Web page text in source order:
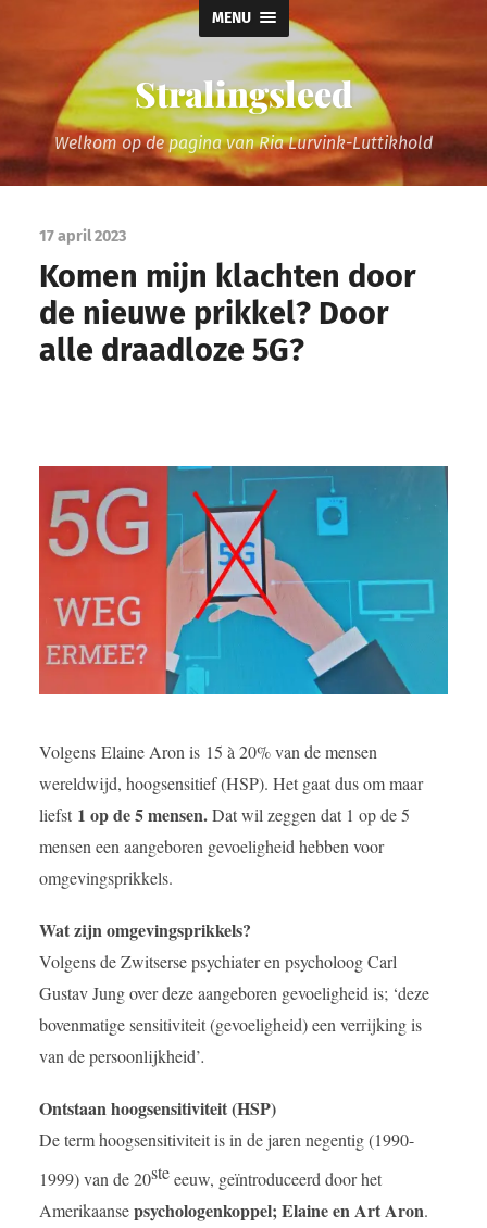
MENU
Stralingsleed
Welkom op de pagina van Ria Lurvink-Luttikhold
17 april 2023
Komen mijn klachten door
de nieuwe prikkel? Door
alle draadloze 5G?
Volgens Elaine Aron is 15 à 20% van de mensen
wereldwijd, hoogsensitief (HSP). Het gaat dus om maar
liefst 1 op de 5 mensen.Dat wil zeggen dat 1 op de 5
mensen een aangeboren gevoeligheid hebben voor
omgevingsprikkels.
Wat zijn omgevingsprikkels?
Volgens de Zwitserse psychiater en psycholoog Carl
Gustav Jung over deze aangeboren gevoeligheid is; ‘deze
bovenmatige sensitiviteit (gevoeligheid) een verrijking is
van de persoonlijkheid’.
Ontstaan hoogsensitiviteit (HSP)
De term hoogsensitiviteit is in de jaren negentig (1990-
1999) van de 20steeeuw, geïntroduceerd door het
Amerikaansepsychologenkoppel; Elaine en Art Aron.